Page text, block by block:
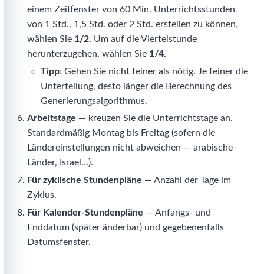
einem Zeitfenster von 60 Min. Unterrichtsstunden
von 1 Std., 1,5 Std. oder 2 Std. erstellen zu können,
wählen Sie 1/2. Um auf die Viertelstunde
herunterzugehen, wählen Sie 1/4.
Tipp: Gehen Sie nicht feiner als nötig. Je feiner die
Unterteilung, desto länger die Berechnung des
Generierungsalgorithmus.
Arbeitstage — kreuzen Sie die Unterrichtstage an.
Standardmäßig Montag bis Freitag (sofern die
Ländereinstellungen nicht abweichen — arabische
Länder, Israel…).
Für zyklische Stundenpläne — Anzahl der Tage im
Zyklus.
Für Kalender-Stundenpläne — Anfangs- und
Enddatum (später änderbar) und gegebenenfalls
Datumsfenster.